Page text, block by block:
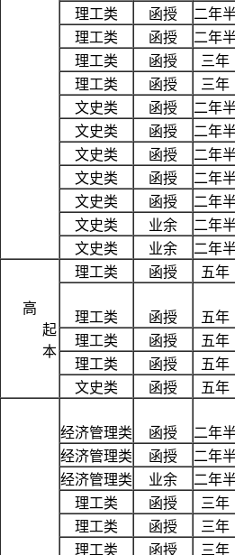
理工类 函授
二年
理工类 函授
二年
理工类 函授
三年
理工类 函授
三年
文史类 函授
二年
文史类 函授
二年
文史类 函授
二年
文史类 函授
二年
文史类 函授
二年
文史类 业余
二年
文史类 业余
二年
高
起
本
理工类 函授 五年
理工类 函授
五年
理工类 函授
五年
理工类 函授
五年
文史类 函授 五年
经济管理类 函授
二年
经济管理类 函授
二年
经济管理类 业余
二年
理工类 函授
三年
理工类 函授
三年
理工类 函授 三年